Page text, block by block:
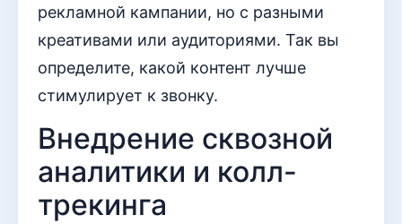
рекламной кампании, но с разными
креативами или аудиториями. Так вы
определите, какой контент лучше
стимулирует к звонку.
Внедрение сквозной
аналитики и колл-
трекинга